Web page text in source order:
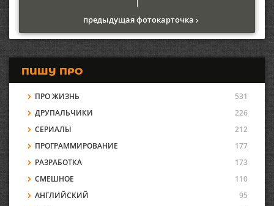
предыдущая фотокарточка ›
ПИШУ ПРО
ПРО ЖИЗНЬ
531
ДРУПАЛЬЧИКИ
226
СЕРИАЛЫ
212
ПРОГРАММИРОВАНИЕ
177
РАЗРАБОТКА
173
СМЕШНОЕ
110
АНГЛИЙСКИЙ
95